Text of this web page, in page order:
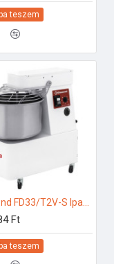
teszem
Ft
teszem